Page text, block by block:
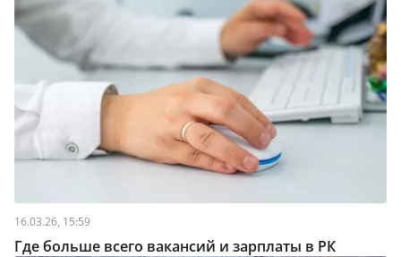
16.03.26, 15:59
Где больше всего вакансий и зарплаты в РК